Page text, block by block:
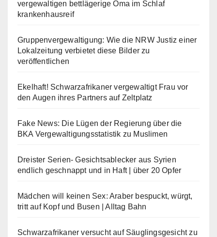
vergewaltigen bettlägerige Oma im Schlaf
krankenhausreif
Gruppenvergewaltigung: Wie die NRW Justiz einer
Lokalzeitung verbietet diese Bilder zu
veröffentlichen
Ekelhaft! Schwarzafrikaner vergewaltigt Frau vor
den Augen ihres Partners auf Zeltplatz
Fake News: Die Lügen der Regierung über die
BKA Vergewaltigungsstatistik zu Muslimen
Dreister Serien- Gesichtsablecker aus Syrien
endlich geschnappt und in Haft | über 20 Opfer
Mädchen will keinen Sex: Araber bespuckt, würgt,
tritt auf Kopf und Busen | Alltag Bahn
Schwarzafrikaner versucht auf Säuglingsgesicht zu